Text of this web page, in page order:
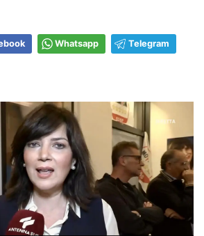
Whatsapp Telegram